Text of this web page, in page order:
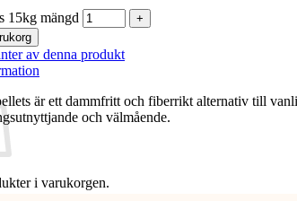
i varukorgen.
15kg mängd
av denna produkt
är ett dammfritt och fiberrikt alternativ till
och välmående.